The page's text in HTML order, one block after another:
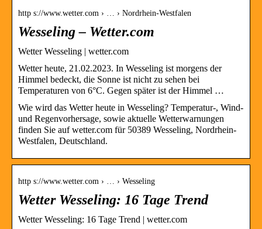
http s://www.wetter.com › … › Nordrhein-Westfalen
Wesseling – Wetter.com
Wetter Wesseling | wetter.com
Wetter heute, 21.02.2023. In Wesseling ist morgens der
Himmel bedeckt, die Sonne ist nicht zu sehen bei
Temperaturen von 6°C. Gegen später ist der Himmel …
Wie wird das Wetter heute in Wesseling? Temperatur-, Wind-
und Regenvorhersage, sowie aktuelle Wetterwarnungen
finden Sie auf wetter.com für 50389 Wesseling, Nordrhein-
Westfalen, Deutschland.
http s://www.wetter.com › … › Wesseling
Wetter Wesseling: 16 Tage Trend
Wetter Wesseling: 16 Tage Trend | wetter.com